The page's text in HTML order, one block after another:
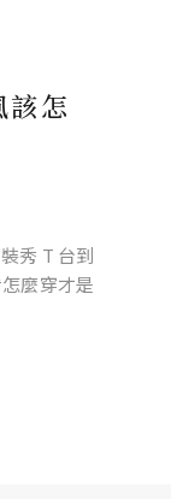
怎
秀 T 台到
麼穿才是